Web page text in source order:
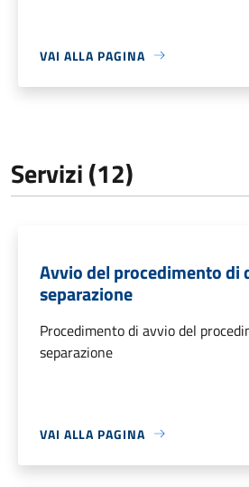
VAI ALLA PAGINA
Servizi (12)
Avvio del procedimento di
separazione
Procedimento di avvio del
separazione
VAI ALLA PAGINA